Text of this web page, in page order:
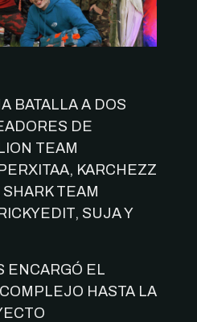
BATALLA A DOS
DE
TEAM
KARCHEZZ
TEAM
SUJA Y
ENCARGÓ EL
HASTA LA